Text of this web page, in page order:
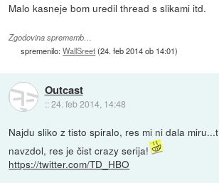
Malo kasneje bom uredil thread s slikami itd.
Zgodovina sprememb…
spremenilo:WallSreet(24. feb 2014 ob 14:01)
Outcast
::24. feb 2014, 14:48
Najdu sliko z tisto spiralo, res mi ni dala
navzdol, res je čist crazy serija!
https://twitter.com/TD_HBO